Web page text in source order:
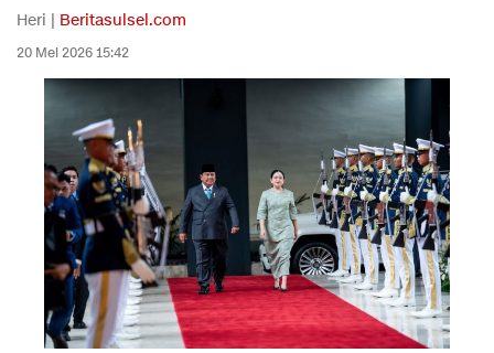
Heri | Beritasulsel.com
20 Mei 2026 15:42